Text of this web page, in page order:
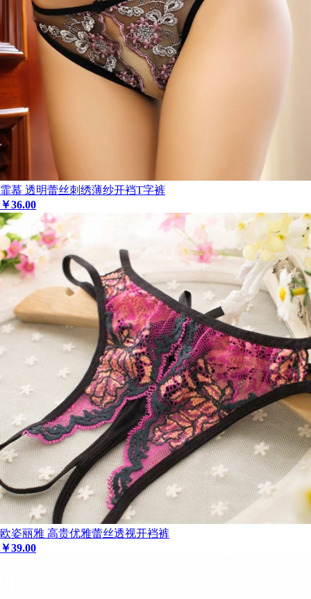
霏慕 透明蕾丝刺绣薄纱开裆T字裤
￥36.00
欧姿丽雅 高贵优雅蕾丝透视开裆裤
￥39.00